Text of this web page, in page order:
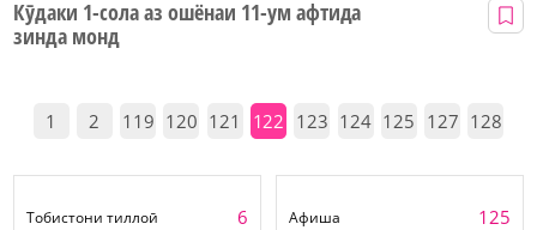
Кӯдаки 1-сола аз ошёнаи 11-ум афтида
зинда монд
1 2 119 120 121 122 123 124 125 127 128
Тобистони тиллоӣ 6 Афиша 125